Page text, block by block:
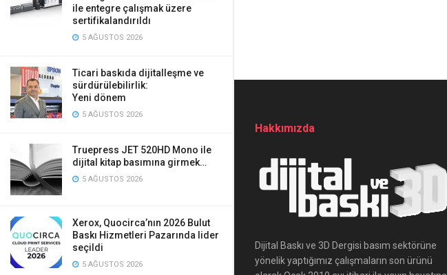
ile entegre çalışmak üzere
sertifikalandırıldı
5 AĞUSTOS 2026
Ticari baskıda dijitalleşme ve
sürdürülebilirlik:
Yeni dönem
5 AĞUSTOS 2026
Truepress JET 520HD Mono ile
dijital kitap basımına girmek…
5 AĞUSTOS 2026
Xerox, Quocirca’nın 2026 Bulut
Baskı Hizmetleri Pazarında lider
seçildi
5 AĞUSTOS 2026
Hakkımızda
Dijital Baskı ve 3D Dergisi basım sektörüne
yönelik yaptığımız çalışmaların son ürünü